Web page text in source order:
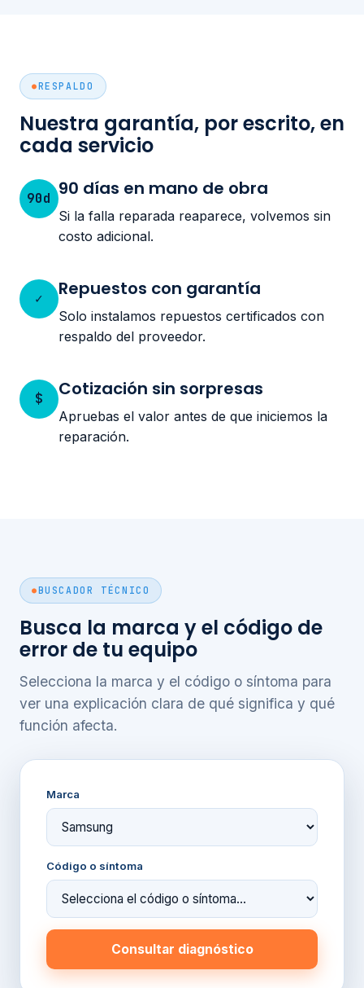
RESPALDO
Nuestra garantía, por escrito, en
cada servicio
90d 90 días en mano de obra
Si la falla reparada reaparece, volvemos sin
costo adicional.
✓ Repuestos con garantía
Solo instalamos repuestos certificados con
respaldo del proveedor.
$ Cotización sin sorpresas
Apruebas el valor antes de que iniciemos la
reparación.
BUSCADOR TÉCNICO
Busca la marca y el código de
error de tu equipo
Selecciona la marca y el código o síntoma para
ver una explicación clara de qué significa y qué
función afecta.
Marca
Código o síntoma
Consultar diagnóstico